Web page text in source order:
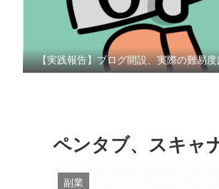
【実践報告】ブログ開設、実際の難易度
ペンタブ、スキャ
副業